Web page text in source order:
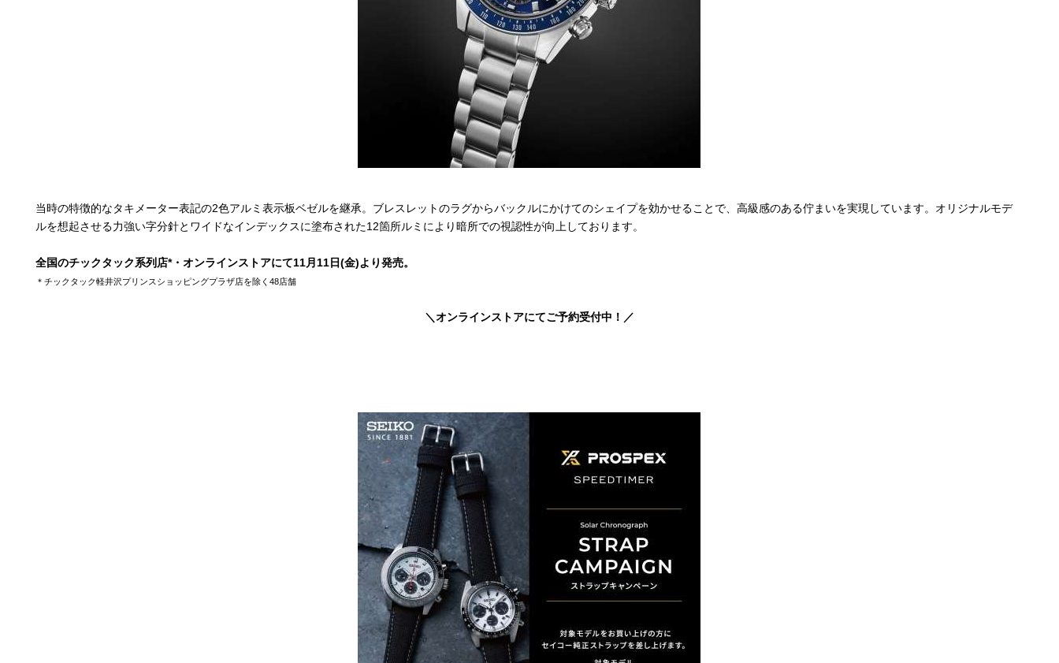
当時の特徴的なタキメーター表記の2色アルミ表示板ベゼルを継承。ブレスレットのラグからバックルにかけてのシェイプを効かせることで、高級感のある佇まいを実現しています。オリジナルモデ
ルを想起させる力強い字分針とワイドなインデックスに塗布された12箇所ルミにより暗所での視認性が向上しております。
全国のチックタック系列店*・オンラインストアにて11月11日(金)より発売。
＊チックタック軽井沢プリンスショッピングプラザ店を除く48店舗
＼オンラインストアにてご予約受付中！／